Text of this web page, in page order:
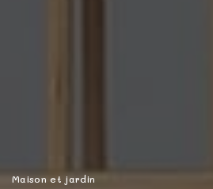
Maison et jardin